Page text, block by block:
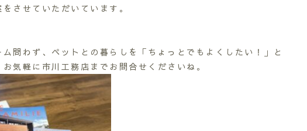
させていただいています。
問わず、ペットとの暮らしを「ちょっとでもよくしたい！」と
気軽に市川工務店までお問合せくださいね。